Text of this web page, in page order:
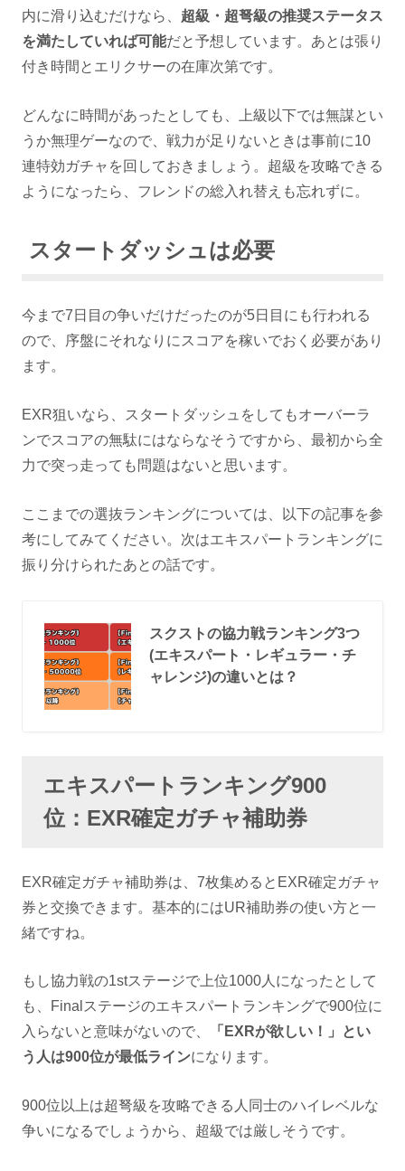
内に滑り込むだけなら、 超級・超弩級の推奨ステータス
を満たしていれば可能だと予想しています。あとは張り
付き時間とエリクサーの在庫次第です。
どんなに時間があったとしても、上級以下では無謀とい
うか無理ゲーなので、戦力が足りないときは事前に10
連特効ガチャを回しておきましょう。超級を攻略できる
ようになったら、フレンドの総入れ替えも忘れずに。
スタートダッシュは必要
今まで7日目の争いだけだったのが5日目にも行われる
ので、序盤にそれなりにスコアを稼いでおく必要があり
ます。
EXR狙いなら、スタートダッシュをしてもオーバーラ
ンでスコアの無駄にはならなそうですから、最初から全
力で突っ走っても問題はないと思います。
ここまでの選抜ランキングについては、以下の記事を参
考にしてみてください。次はエキスパートランキングに
振り分けられたあとの話です。
スクストの協力戦ランキング3つ
(エキスパート・レギュラー・チ
ャレンジ)の違いとは？
エキスパートランキング900
位：EXR確定ガチャ補助券
EXR確定ガチャ補助券は、7枚集めるとEXR確定ガチャ
券と交換できます。基本的にはUR補助券の使い方と一
緒ですね。
もし協力戦の1stステージで上位1000人になったとして
も、Finalステージのエキスパートランキングで900位に
入らないと意味がないので、
「EXRが欲しい！」とい
う人は900位が最低ラインになります。
900位以上は超弩級を攻略できる人同士のハイレベルな
争いになるでしょうから、超級では厳しそうです。